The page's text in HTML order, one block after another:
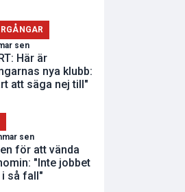
sen
Här är
nya klubb:
att säga nej till"
sen
för att vända
"Inte jobbet
i så fall"